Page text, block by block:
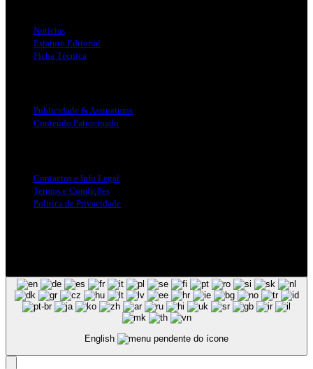
Notícias
Estatuto Editorial
Ficha Técnica
Publicidade & Assinaturas
Conteúdo Patrocinado
Contactos e Info Legal
Termos e Condições
Politica de Privacidade
English